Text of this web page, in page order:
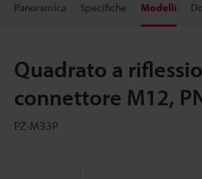
Panoramica Specifiche Modelli
Quadrato a
connettore M12,
PZ-M33P